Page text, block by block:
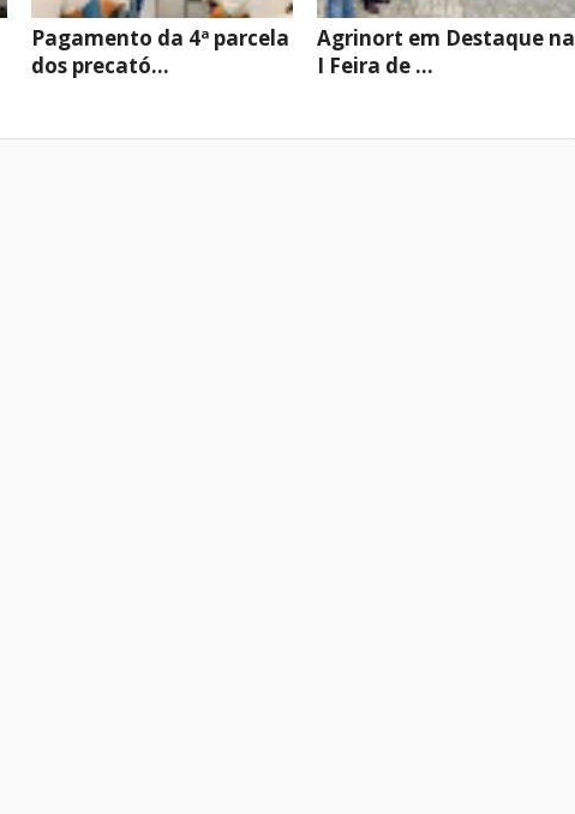
Pagamento da 4ª parcela
dos precató...
Agrinort em Destaque na
I Feira de ...